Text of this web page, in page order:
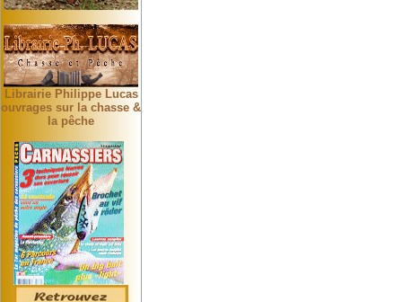
Librairie Philippe Lucas
ouvrages sur la chasse &
la pêche